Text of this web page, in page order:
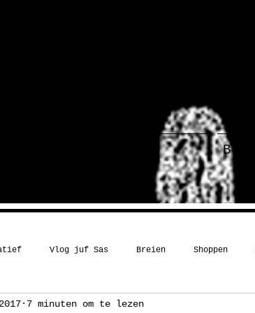
Blog
Vlog juf Sas Breien Shoppen
Kerst Boekentip Recept
7 minuten om te lezen